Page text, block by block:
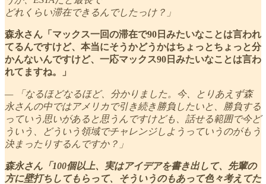
どれくらい滞在できるんでしたっけ？」
森永さん「マックス一回の滞在で90日みたいなことは言われ
てるんですけど、本当にそうかどうかはちょっとちょっと分
かんないんですけど、一応マックス90日みたいなことは言わ
れてますね。」
— 「なるほどなるほど、分かりました。今、とりあえず森
永さんの中ではアメリカで引き続き勝負したいと、勝負する
っていう思いがあると思うんですけども、話せる範囲で今ど
ういう、どういう領域でチャレンジしようっていうのがもう
決まったりするんですか？」
森永さん「100個以上、実はアイデアを書き出して、先輩の
方に壁打ちしてもらって、そういうのもあって色々考えてた